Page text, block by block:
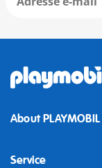
About PLAYMOBIL
Service